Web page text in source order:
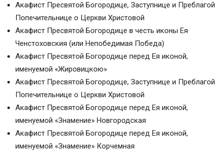
Акафист Пресвятой Богородице, Заступнице и Преблагой
Попечительнице о Церкви Христовой
Акафист Пресвятой Богородице в честь иконы Ея
Ченстоховския (или Непобедимая Победа)
Акафист Пресвятой Богородице перед Ея иконой,
именуемой «Жировицкою»
Акафист Пресвятой Богородице, Заступнице и Преблагой
Попечительнице о Церкви Христовой
Акафист Пресвятой Богородице перед Ея иконой,
именуемой «Знамение» Новгородская
Акафист Пресвятой Богородице перед Ея иконой,
именуемой «Знамение» Корчемная